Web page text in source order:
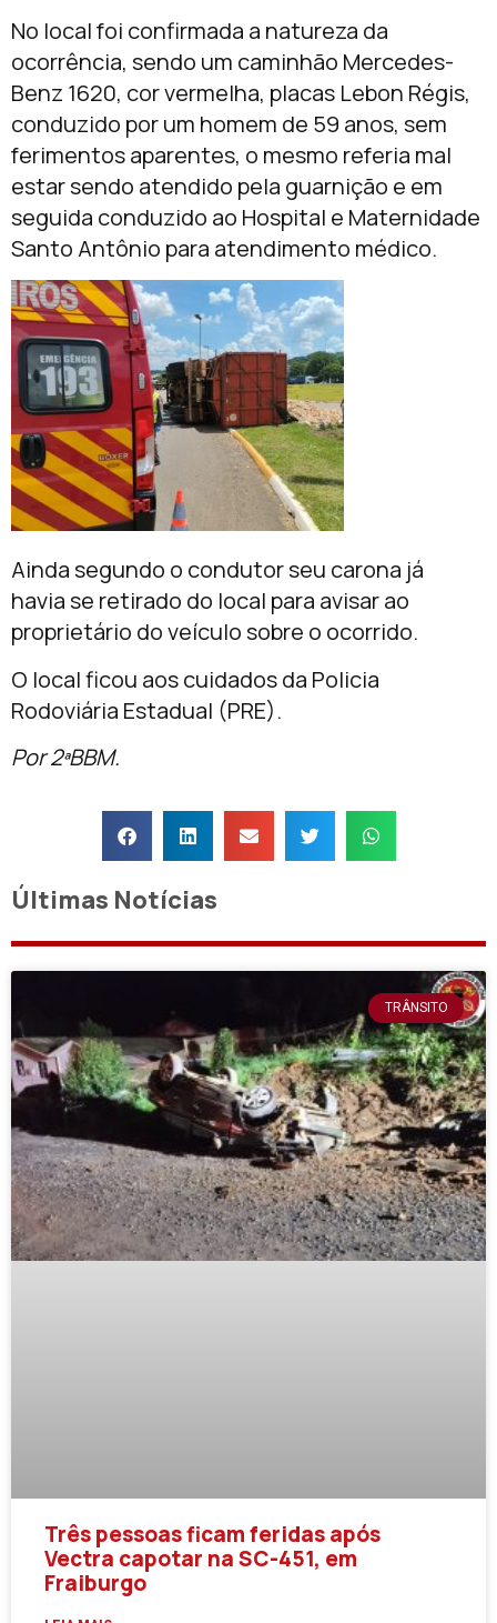
No local foi confirmada a natureza da
ocorrência, sendo um caminhão Mercedes-
Benz 1620, cor vermelha, placas Lebon Régis,
conduzido por um homem de 59 anos, sem
ferimentos aparentes, o mesmo referia mal
estar sendo atendido pela guarnição e em
seguida conduzido ao Hospital e Maternidade
Santo Antônio para atendimento médico.
Ainda segundo o condutor seu carona já
havia se retirado do local para avisar ao
proprietário do veículo sobre o ocorrido.
O local ficou aos cuidados da Policia
Rodoviária Estadual (PRE).
Por 2ªBBM.
Últimas Notícias
TRÂNSITO
Três pessoas ficam feridas após
Vectra capotar na SC-451, em
Fraiburgo